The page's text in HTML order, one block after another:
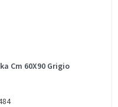
Cm 60X90 Grigio